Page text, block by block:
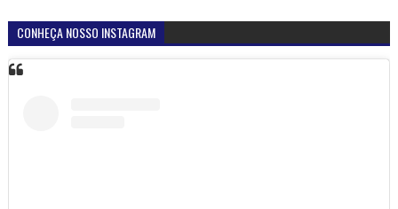
CONHEÇA NOSSO INSTAGRAM